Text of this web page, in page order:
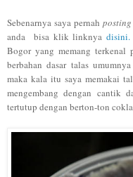
Sebenarnya saya pernahposting
anda bisa klik linknya disini.
Bogor yang memang terkenal
berbahan dasar talas
maka kala itu saya memakai
mengembang dengan cantik
tertutup dengan berton-ton